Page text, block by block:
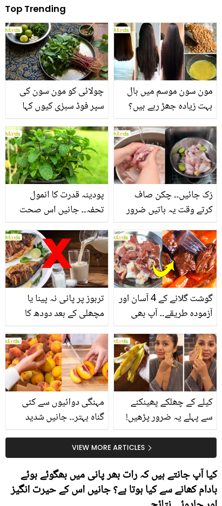
Top Trending
چولائی کو مون سون کی
سپر فوڈ سبزی کیوں کہا
منرلز اور اینٹی آکسیڈنٹس
سے بھرپور اس سبزی کے
فائدے
مون سون موسم میں بال
بہت زیادہ جھڑ رہے ہیں؟
بنانے کے چند قدرتی طریقے
پودینہ قدرت کا انمول
تحفہ۔۔ جانیں اس صحت
انگیز طبی فوائد
رُک جائیں۔۔ چکن صاف
کرتے وقت یہ باتیں ضرور
تربوز پر پانی نہ پینا یا
مچھلی کے بعد دودھ کا
سے متعلق غلط فہمیوں کی
حقیقت کیا ہے اور افواہ
کیا؟
گوشت گلانے کے 4 آسان اور
آزمودہ طریقے۔۔ آپ بھی
بتائے راز
مہنگی دوائیوں سے کئی
گناہ بہتر۔۔ جانیں شدید
کیوں کھانا چاہیے؟
کیلے کے چھلکے پھینکنے
سے پہلے یہ ضرور پڑھیں!
سستا اور قدرتی حلVIEW MORE ARTICLES
کیا آپ جانتے ہیں کہ رات بھر پانی میں بھگوئے ہوئے
بادام کھانے سے کیا ہوتا ہے؟ جانیں اس کے حیرت انگیز